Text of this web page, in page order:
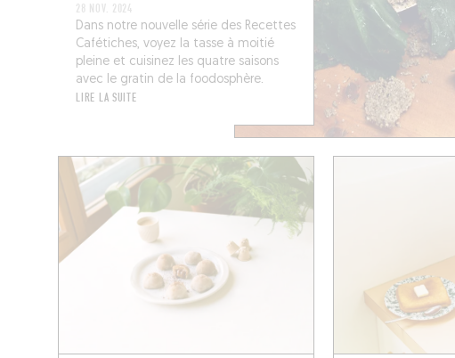
28 NOV. 2024
Dans notre nouvelle série des Recettes
Cafétiches, voyez la tasse à moitié
pleine et cuisinez les quatre saisons
avec le gratin de la foodosphère.
LIRE LA SUITE